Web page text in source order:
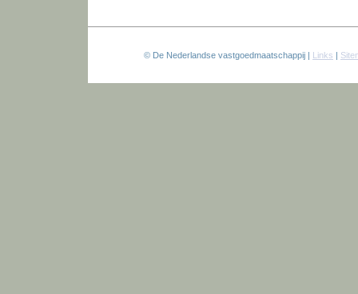
© De Nederlandse vastgoedmaatschappij | Links |